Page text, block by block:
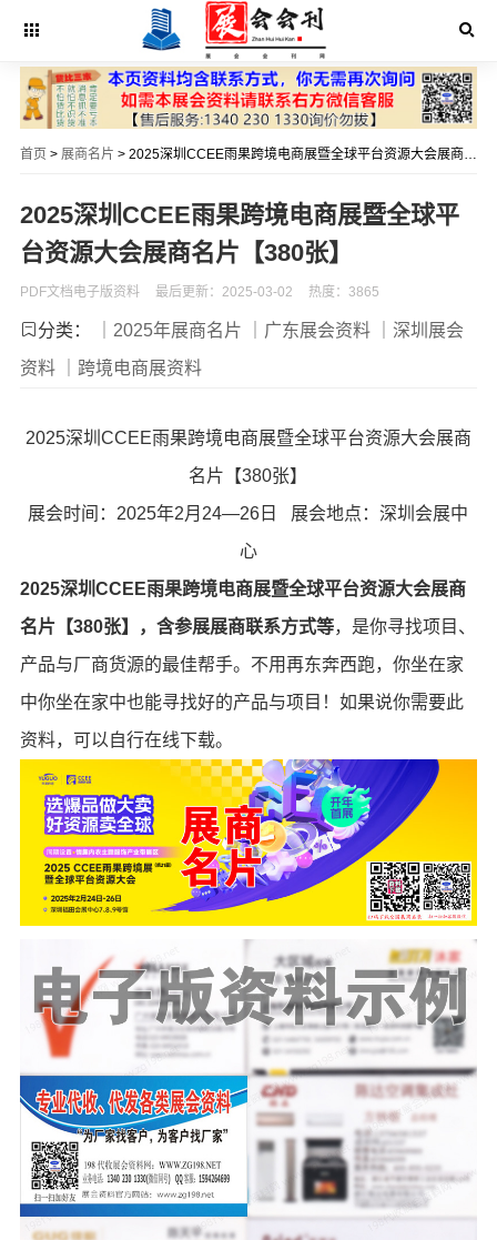
首页 > 展商名片 > 2025深圳CCEE雨果跨境电商展暨全球平台资源大会展商名片【380张】
2025深圳CCEE雨果跨境电商展暨全球平
台资源大会展商名片【380张】
PDF文档电子版资料 最后更新：2025-03-02 热度：3865
分类： ｜2025年展商名片 ｜广东展会资料
｜深圳展会
资料
｜跨境电商展资料
2025深圳CCEE雨果跨境电商展暨全球平台资源大会展商
名片【380张】
展会时间：2025年2月24—26日 展会地点：深圳会展中
心
2025深圳CCEE雨果跨境电商展暨全球平台资源大会展商
名片【380张】，含参展展商联系方式等，是你寻找项目、
产品与厂商货源的最佳帮手。不用再东奔西跑，你坐在家
中你坐在家中也能寻找好的产品与项目！如果说你需要此
资料，可以自行在线下载。